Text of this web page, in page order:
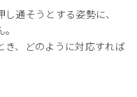
通そうとする姿勢に、
き、どのように対応すれば